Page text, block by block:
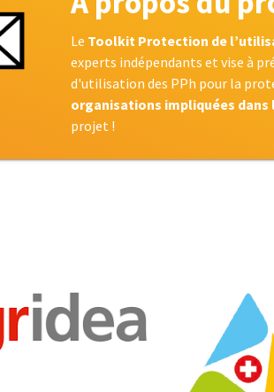
Le Toolkit Protection de
experts indépendants et vise à
d'utilisation des PPh pour la
organisations impliquées dans
projet !